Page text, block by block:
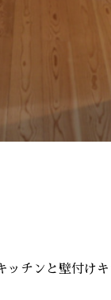
チンと壁付け